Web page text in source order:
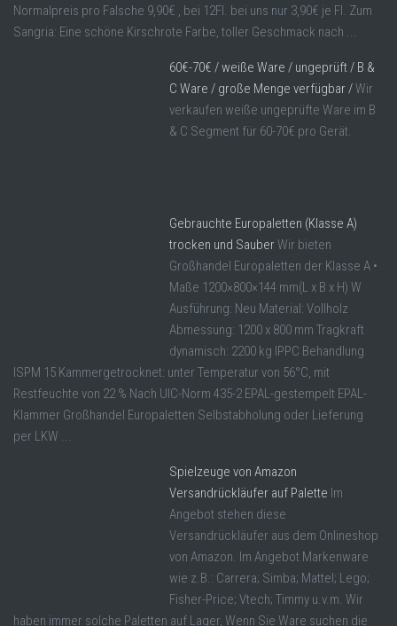
Normalpreis pro Falsche 9,90€ , bei 12Fl. bei uns nur 3,90€ je Fl. Zum
Sangria: Eine schöne Kirschrote Farbe, toller Geschmack nach ...
60€-70€ / weiße Ware / ungeprüft / B &
C Ware / große Menge verfügbar /Wir
verkaufen weiße ungeprüfte Ware im B
& C Segment für 60-70€ pro Gerät.
Gebrauchte Europaletten (Klasse A)
trocken und SauberWir bieten
Großhandel Europaletten der Klasse A •
Maße 1200×800×144 mm(L x B x H) W
Ausführung: Neu Material: Vollholz
Abmessung: 1200 x 800 mm Tragkraft
dynamisch: 2200 kg IPPC Behandlung
ISPM 15 Kammergetrocknet: unter Temperatur von 56°C, mit
Restfeuchte von 22 % Nach UIC-Norm 435-2 EPAL-gestempelt EPAL-
Klammer Großhandel Europaletten Selbstabholung oder Lieferung
per LKW ...
Spielzeuge von Amazon
Versandrückläufer auf Palette Im
Angebot stehen diese
Versandrückläufer aus dem Onlineshop
von Amazon. Im Angebot Markenware
wie z.B.: Carrera; Simba; Mattel; Lego;
Fisher-Price; Vtech; Timmy u.v.m. Wir
haben immer solche Paletten auf Lager, Wenn Sie Ware suchen die